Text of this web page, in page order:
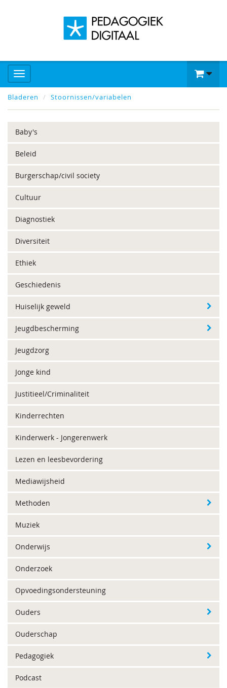
Bladeren Stoornissen/variabelen
Baby's
Beleid
Burgerschap/civil society
Cultuur
Diagnostiek
Diversiteit
Ethiek
Geschiedenis
Huiselijk geweld
Jeugdbescherming
Jeugdzorg
Jonge kind
Justitieel/Criminaliteit
Kinderrechten
Kinderwerk - Jongerenwerk
Lezen en leesbevordering
Mediawijsheid
Methoden
Muziek
Onderwijs
Onderzoek
Opvoedingsondersteuning
Ouders
Ouderschap
Pedagogiek
Podcast